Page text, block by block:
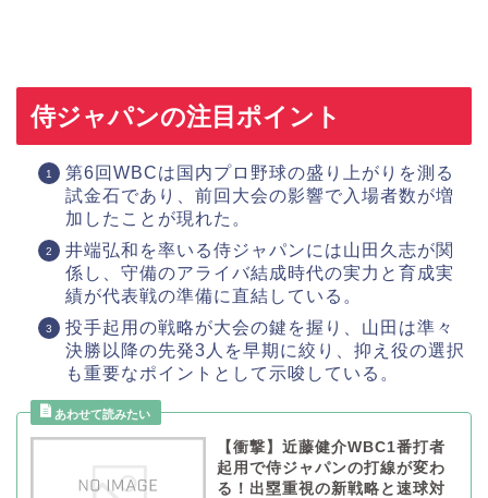
侍ジャパンの注目ポイント
第6回WBCは国内プロ野球の盛り上がりを測る
試金石であり、前回大会の影響で入場者数が増
加したことが現れた。
井端弘和を率いる侍ジャパンには山田久志が関
係し、守備のアライバ結成時代の実力と育成実
績が代表戦の準備に直結している。
投手起用の戦略が大会の鍵を握り、山田は準々
決勝以降の先発3人を早期に絞り、抑え役の選択
も重要なポイントとして示唆している。
【衝撃】近藤健介WBC1番打者
起用で侍ジャパンの打線が変わ
る！出塁重視の新戦略と速球対